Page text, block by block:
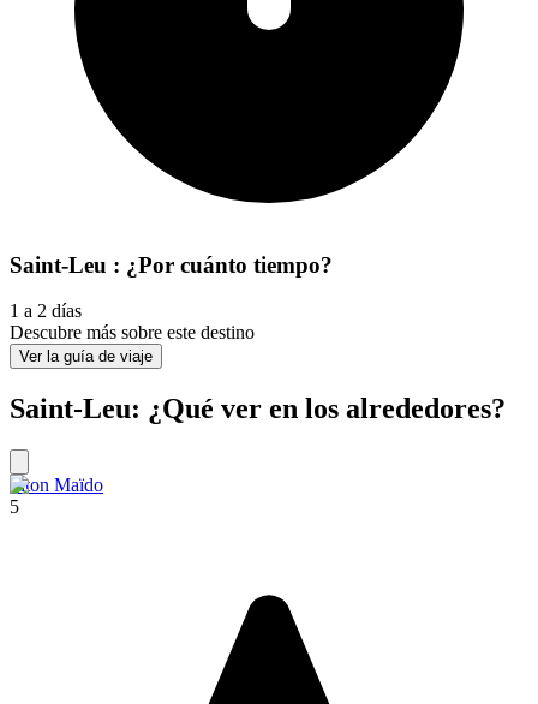
Saint-Leu : ¿Por cuánto tiempo?
1 a 2 días
Descubre más sobre este destino
Ver la guía de viaje
Saint-Leu: ¿Qué ver en los alrededores?
Piton Maïdo
5